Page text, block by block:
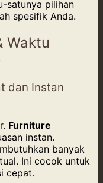
satunya pilihan
spesifik Anda.
Waktu
dan Instan
Furniture
instan.
banyak
Ini cocok untuk
cepat.